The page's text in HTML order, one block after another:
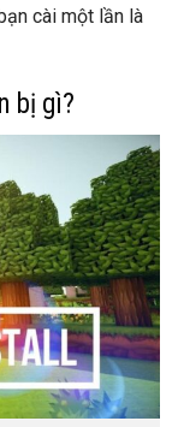
cài một lần là
bị gì?